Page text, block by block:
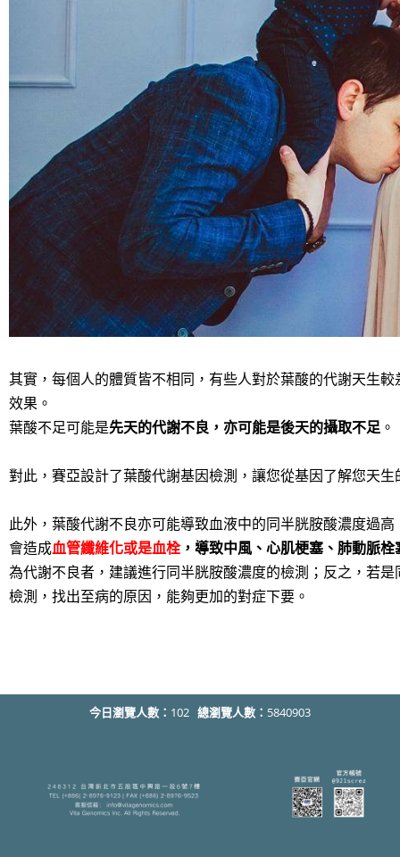
其實，每個人的體質皆不相同，有些人對於葉酸的代謝天生
效果。
葉酸不足可能是先天的代謝不良，亦可能是後天的攝取不足 。
對此，賽亞設計了葉酸代謝基因檢測，讓您從基因了解您天
此外，葉酸代謝不良亦可能導致血液中的同半胱胺酸濃度過
會造成血管纖維化或是血栓，導致中風、心肌梗塞、肺動脈
為代謝不良者，建議進行同半胱胺酸濃度的檢測；反之，若
檢測，找出至病的原因，能夠更加的對症下要。
今日瀏覽人數： 102 總瀏覽人數： 5840903